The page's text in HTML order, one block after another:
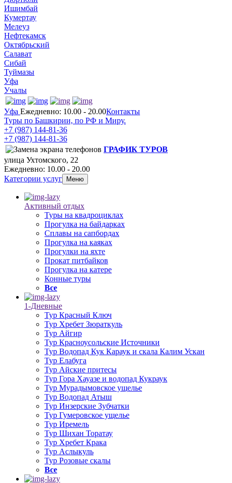
Ишимбай
Кумертау
Мелеуз
Нефтекамск
Октябрьский
Салават
Сибай
Туймазы
Уфа
Учалы
Уфа Ежедневно: 10.00 - 20.00Контакты
Туры по Башкирии, по РФ и Миру.
+7 (987) 144-81-36
+7 (987) 144-81-36
ГРАФИК ТУРОВ
улица Ухтомского, 22
Ежедневно: 10.00 - 20.00
Категории услуг
Меню
Активный отдых
Туры на квадроциклах
Прогулка на байдарках
Сплавы на сапбордах
Прогулка на каяках
Прогулки на яхте
Прокат питбайков
Прогулка на катере
Конные туры
Все
1-Дневные
Тур Красный Ключ
Тур Хребет Зюраткуль
Тур Айгир
Тур Красноусольские Источники
Тур Водопад Кук Караук и скала Калим Ускан
Тур Елабуга
Тур Айские притесы
Тур Гора Хауазе и водопад Кукраук
Тур Мурадымовское ущелье
Тур Водопад Атыш
Тур Инзерские Зубчатки
Тур Гумеровское ущелье
Тур Иремель
Тур Шихан Торатау
Тур Хребет Крака
Тур Аслыкуль
Тур Розовые скалы
Все